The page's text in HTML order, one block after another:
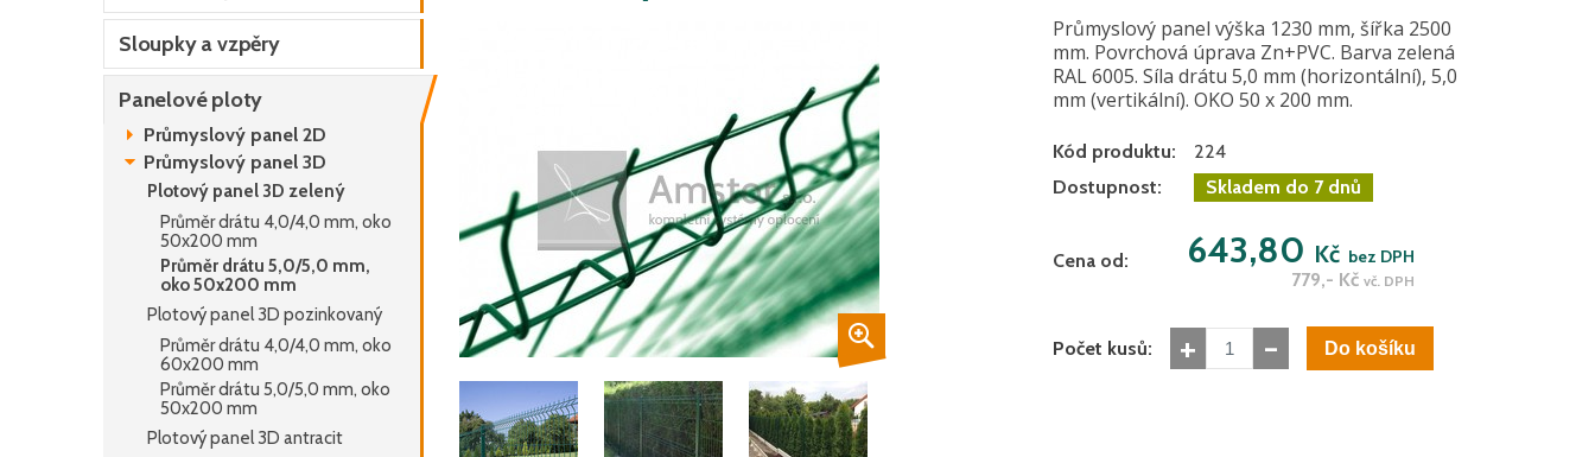
Sloupky a vzpěry
Panelové ploty
Průmyslový panel 2D
Průmyslový panel 3D
Plotový panel 3D zelený
Průměr drátu 4,0/4,0 mm, oko
50x200 mm
Průměr drátu 5,0/5,0 mm,
oko 50x200 mm
Plotový panel 3D pozinkovaný
Průměr drátu 4,0/4,0 mm, oko
60x200 mm
Průměr drátu 5,0/5,0 mm, oko
50x200 mm
Plotový panel 3D antracit
Průmyslový panel výška 1230 mm, šířka 2500
mm. Povrchová úprava Zn+PVC. Barva zelená
RAL 6005. Síla drátu 5,0 mm (horizontální), 5,0
mm (vertikální). OKO 50 x 200 mm.
Kód produktu:
224
Dostupnost:
Skladem do 7 dnů
Cena od: 643,80 Kč bez DPH
779,- Kč vč. DPH
Počet kusů: + -